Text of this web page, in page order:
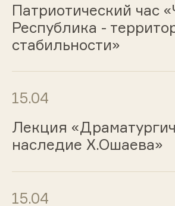
Патриотический час
Республика -
стабильности»
15.04
Лекция
наследие Х.Ошаева»
15.04